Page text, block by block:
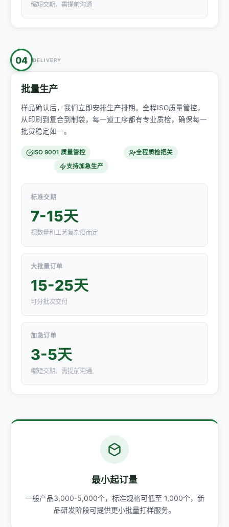
缩短交期，需提前沟通
04 DELIVERY
批量生产
样品确认后，我们立即安排生产排期。全程ISO质量管控，
从印刷到复合到制袋，每一道工序都有专业质检，确保每一
批货稳定如一。
ISO 9001 质量管控
全程质检把关
支持加急生产
标准交期
7-15天
视数量和工艺复杂度而定
大批量订单
15-25天
可分批次交付
加急订单
3-5天
缩短交期，需提前沟通
最小起订量
一般产品3,000-5,000个，标准规格可低至 1,000个，新
品研发阶段可提供更小批量打样服务。